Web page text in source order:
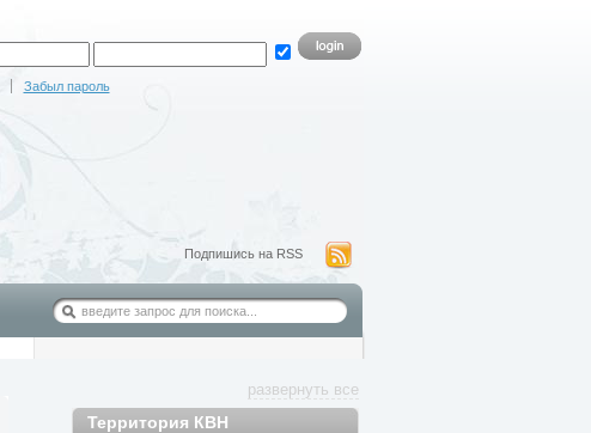
Забыл пароль
Подпишись на RSS
развернуть все
Территория КВН